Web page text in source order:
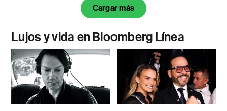
Cargar más
Lujos y vida en Bloomberg Línea